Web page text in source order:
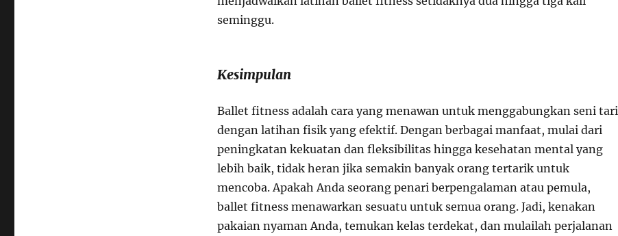
seminggu.
Kesimpulan
Ballet fitness adalah cara yang menawan untuk menggabungkan seni tari
dengan latihan fisik yang efektif. Dengan berbagai manfaat, mulai dari
peningkatan kekuatan dan fleksibilitas hingga kesehatan mental yang
lebih baik, tidak heran jika semakin banyak orang tertarik untuk
mencoba. Apakah Anda seorang penari berpengalaman atau pemula,
ballet fitness menawarkan sesuatu untuk semua orang. Jadi, kenakan
pakaian nyaman Anda, temukan kelas terdekat, dan mulailah perjalanan